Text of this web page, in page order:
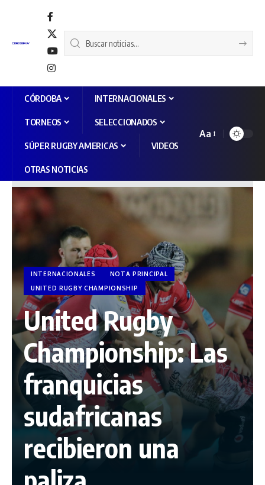
CÓRDOBA INTERNACIONALES
TORNEOS SELECCIONADOS
SÚPER RUGBY AMERICAS VIDEOS
OTRAS NOTICIAS
Aa
INTERNACIONALES
NOTA PRINCIPAL
UNITED RUGBY CHAMPIONSHIP
United Rugby
Championship: Las
franquicias
sudafricanas
recibieron una